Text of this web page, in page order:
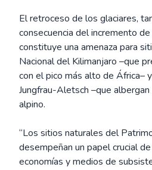
El retroceso de los glaciares,
consecuencia del incremento
constituye una amenaza para
Nacional del Kilimanjaro –que
con el pico más alto de África–
Jungfrau-Aletsch –que
alpino.
“Los sitios naturales del
desempeñan un papel crucial
economías y medios de